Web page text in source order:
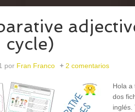
por Fran Franco 2 comentarios
Hola a
dos
inglés.